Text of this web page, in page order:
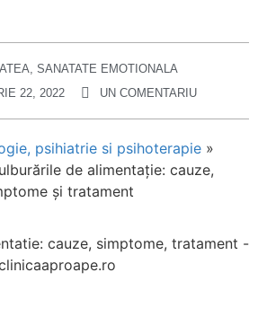
, SANATATE EMOTIONALA
22, 2022
UN COMENTARIU
psihiatrie si psihoterapie »
de alimentaţie: cauze,
şi tratament